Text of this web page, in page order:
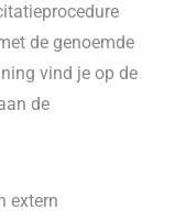
de genoemde
vind je op de
de
extern